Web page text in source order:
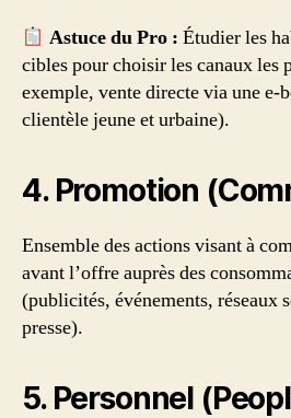
Astuce du Pro : Étudier les
cibles pour choisir les canaux les
exemple, vente directe via une e-
clientèle jeune et urbaine).
4. Promotion
Ensemble des actions visant à
avant l’offre auprès des
(publicités, événements, réseaux
presse).
5. Personnel